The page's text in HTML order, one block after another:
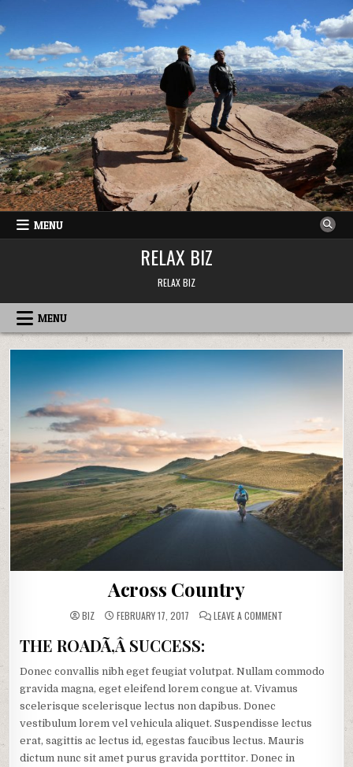
to
content
MENU
RELAX BIZ
RELAX BIZ
MENU
Across Country
BIZ FEBRUARY 17, 2017 LEAVE A COMMENT
THE ROADÃ‚Â SUCCESS:
Donec convallis nibh eget feugiat volutpat. Nullam commodo
gravida magna, eget eleifend lorem congue at. Vivamus
scelerisque scelerisque lectus non dapibus. Donec
vestibulum lorem vel vehicula aliquet. Suspendisse lectus
erat, sagittis ac lectus id, egestas faucibus lectus. Mauris
dictum nunc sit amet purus gravida porttitor. Donec in